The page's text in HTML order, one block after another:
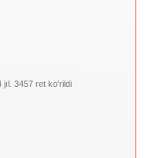
3457 ret ko'rildi